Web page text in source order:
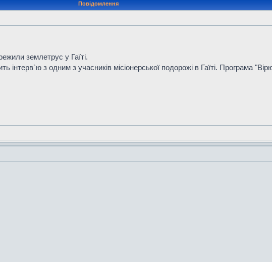
Повідомлення
землетрус у Гаїті.
інтерв`ю з одним з учасників місіонерської подорожі в Гаїті. Програма